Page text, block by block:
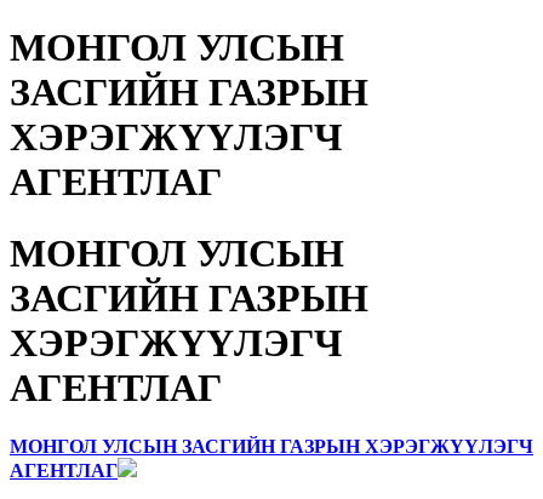
МОНГОЛ УЛСЫН
ЗАСГИЙН ГАЗРЫН
ХЭРЭГЖҮҮЛЭГЧ
АГЕНТЛАГ
МОНГОЛ УЛСЫН
ЗАСГИЙН ГАЗРЫН
ХЭРЭГЖҮҮЛЭГЧ
АГЕНТЛАГ
МОНГОЛ УЛСЫН ЗАСГИЙН ГАЗРЫН ХЭРЭГЖҮҮЛЭГЧ
АГЕНТЛАГ